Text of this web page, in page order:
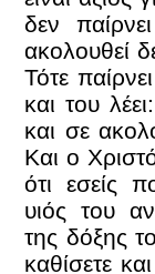
δεν
ακολουθεί
Τότε
και του
και σε
Και ο
ότι εσείς
υιός του
της δόξης
καθίσετε